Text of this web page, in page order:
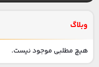
وبلاگ
هیچ مطلبی موجود نیست.